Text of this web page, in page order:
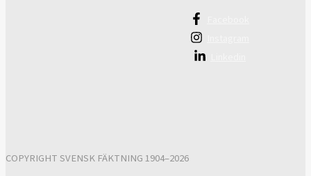
COPYRIGHT SVENSK FÄKTNING 1904–2026